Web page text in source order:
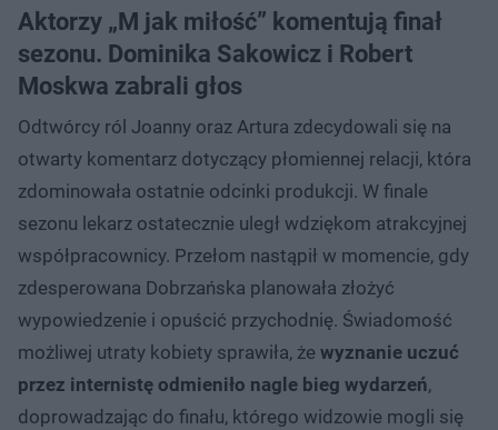
Aktorzy „M jak miłość” komentują finał
sezonu. Dominika Sakowicz i Robert
Moskwa zabrali głos
Odtwórcy ról Joanny oraz Artura zdecydowali się na
otwarty komentarz dotyczący płomiennej relacji, która
zdominowała ostatnie odcinki produkcji. W finale
sezonu lekarz ostatecznie uległ wdziękom atrakcyjnej
współpracownicy. Przełom nastąpił w momencie, gdy
zdesperowana Dobrzańska planowała złożyć
wypowiedzenie i opuścić przychodnię. Świadomość
możliwej utraty kobiety sprawiła, że wyznanie uczuć
przez internistę odmieniło nagle bieg wydarzeń,
doprowadzając do finału, którego widzowie mogli się